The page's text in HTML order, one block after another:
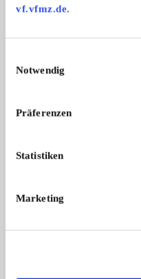
vf.vfmz.de.
Notwendig
Präferenzen
Statistiken
Marketing
VW Golf
Das könnte Sie auch